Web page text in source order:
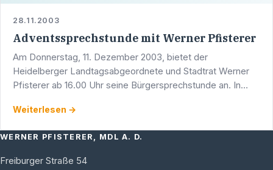
28.11.2003
Adventssprechstunde mit Werner Pfisterer
Am Donnerstag, 11. Dezember 2003, bietet der
Heidelberger Landtagsabgeordnete und Stadtrat Werner
Pfisterer ab 16.00 Uhr seine Bürgersprechstunde an. In
Geschäftsstelle,
Weiterlesen →
WERNER PFISTERER, MDL A. D.
Freiburger Straße 54